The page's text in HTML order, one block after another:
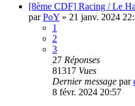
[8ème CDF] Racing / Le
parPoY » 21 janv. 2024
1
2
3
27 Réponses
81317 Vues
Dernier message par
8 févr. 2024 20:57